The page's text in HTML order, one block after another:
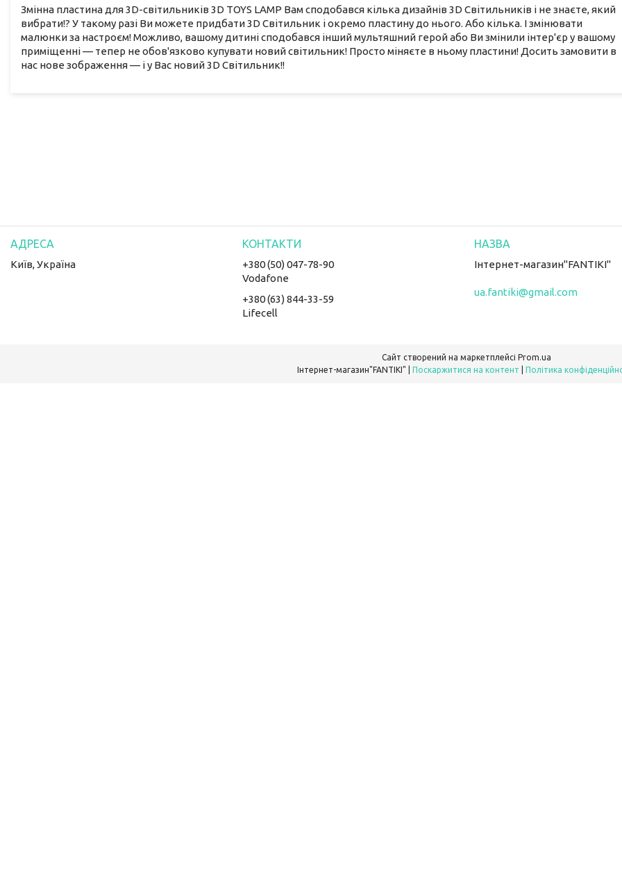
Змінна пластина для 3D-світильників 3D TOYS LAMP Вам сподобався кілька дизайнів 3D Світильників і не знаєте, який
вибрати!? У такому разі Ви можете придбати 3D Світильник і окремо пластину до нього. Або кілька. І змінювати
малюнки за настроєм! Можливо, вашому дитині сподобався інший мультяшний герой або Ви змінили інтер'єр у вашому
приміщенні — тепер не обов'язково купувати новий світильник! Просто міняєте в ньому пластини! Досить замовити в
нас нове зображення — і у Вас новий 3D Світильник!!
Київ, Україна
+380 (50) 047-78-90
Vodafone
+380 (63) 844-33-59
Lifecell
Інтернет-магазин"FANTIKI"
ua.fantiki@gmail.com
Сайт створений на маркетплейсі Prom.ua
Поскаржитися на контент Політика